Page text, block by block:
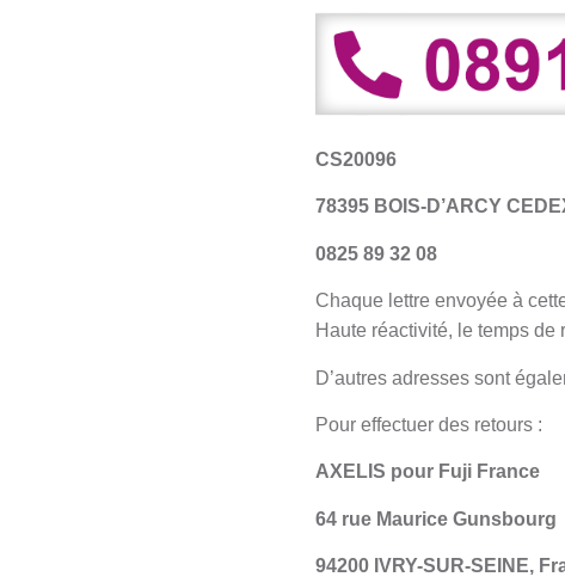
CS20096
78395 BOIS-D’ARCY
0825 89 32 08
Chaque lettre envoyée à
Haute réactivité, le temps
D’autres adresses sont
Pour effectuer des retours :
AXELIS pour Fuji France
64 rue Maurice Gunsbourg
94200 IVRY-SUR-SEINE,